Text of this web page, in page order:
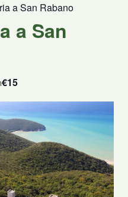
a San Rabano
a San
€15